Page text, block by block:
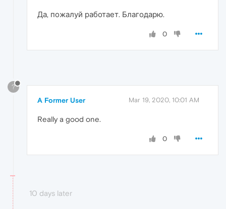
Да, пожалуй работает. Благодарю.
0
?
A Former User Mar 19, 2020, 10:01 AM
Really a good one.
0
10 days later